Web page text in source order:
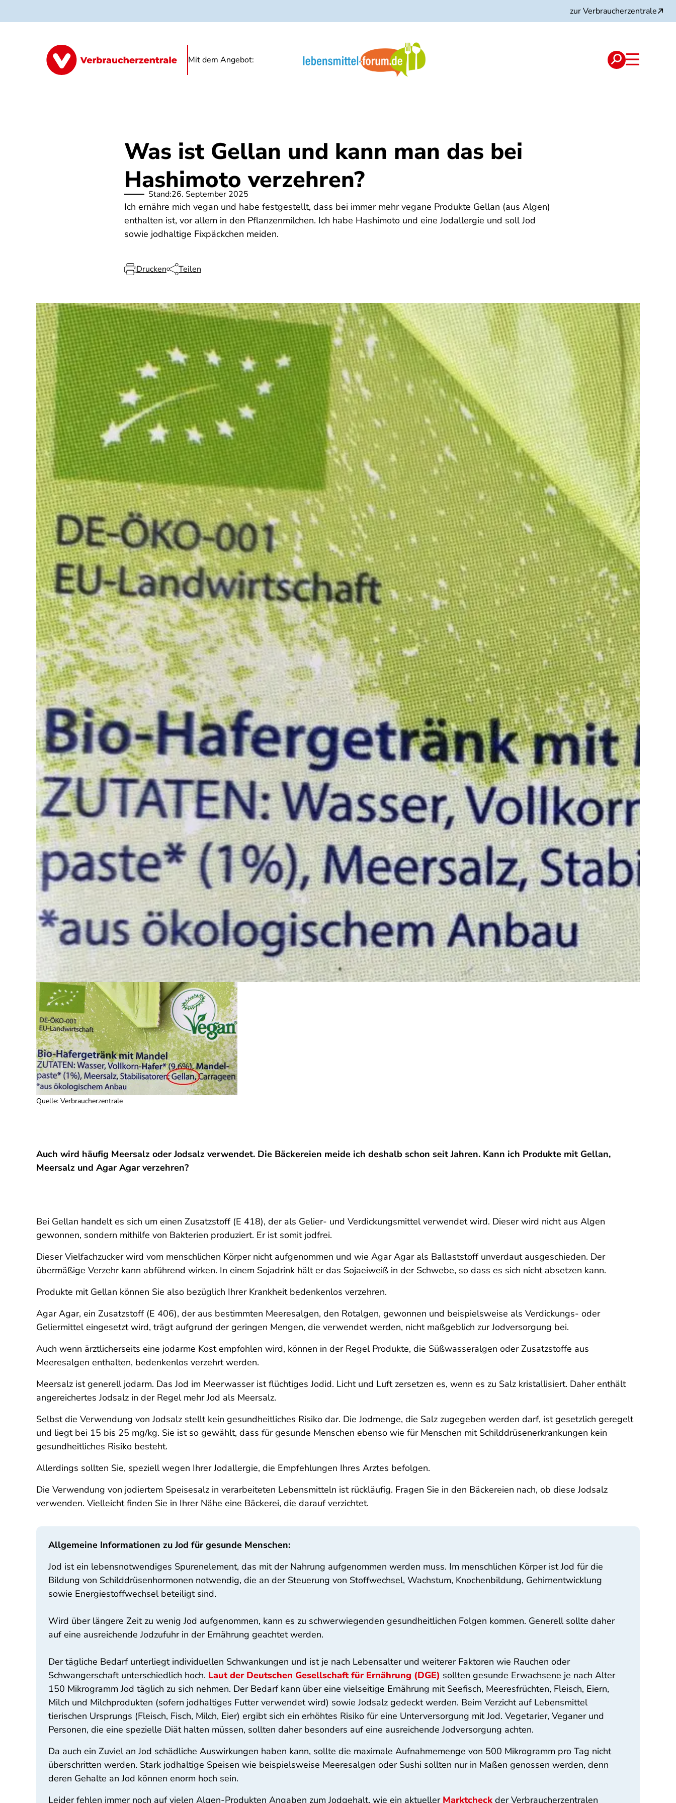
zur Verbraucherzentrale
Mit dem Angebot:
Was ist Gellan und kann man das bei
Hashimoto verzehren?
Stand:26. September 2025
Ich ernähre mich vegan und habe festgestellt, dass bei immer mehr vegane Produkte Gellan (aus Algen)
enthalten ist, vor allem in den Pflanzenmilchen. Ich habe Hashimoto und eine Jodallergie und soll Jod
sowie jodhaltige Fixpäckchen meiden.
Drucken Teilen
Quelle: Verbraucherzentrale
Auch wird häufig Meersalz oder Jodsalz verwendet. Die Bäckereien meide ich deshalb schon seit Jahren. Kann ich Produkte mit Gellan,
Meersalz und Agar Agar verzehren?
Bei Gellan handelt es sich um einen Zusatzstoff (E 418), der als Gelier- und Verdickungsmittel verwendet wird. Dieser wird nicht aus Algen
gewonnen, sondern mithilfe von Bakterien produziert. Er ist somit jodfrei.
Dieser Vielfachzucker wird vom menschlichen Körper nicht aufgenommen und wie Agar Agar als Ballaststoff unverdaut ausgeschieden. Der
übermäßige Verzehr kann abführend wirken. In einem Sojadrink hält er das Sojaeiweiß in der Schwebe, so dass es sich nicht absetzen kann.
Produkte mit Gellan können Sie also bezüglich Ihrer Krankheit bedenkenlos verzehren.
Agar Agar, ein Zusatzstoff (E 406), der aus bestimmten Meeresalgen, den Rotalgen, gewonnen und beispielsweise als Verdickungs- oder
Geliermittel eingesetzt wird, trägt aufgrund der geringen Mengen, die verwendet werden, nicht maßgeblich zur Jodversorgung bei.
Auch wenn ärztlicherseits eine jodarme Kost empfohlen wird, können in der Regel Produkte, die Süßwasseralgen oder Zusatzstoffe aus
Meeresalgen enthalten, bedenkenlos verzehrt werden.
Meersalz ist generell jodarm. Das Jod im Meerwasser ist flüchtiges Jodid. Licht und Luft zersetzen es, wenn es zu Salz kristallisiert. Daher enthält
angereichertes Jodsalz in der Regel mehr Jod als Meersalz.
Selbst die Verwendung von Jodsalz stellt kein gesundheitliches Risiko dar. Die Jodmenge, die Salz zugegeben werden darf, ist gesetzlich geregelt
und liegt bei 15 bis 25 mg/kg. Sie ist so gewählt, dass für gesunde Menschen ebenso wie für Menschen mit Schilddrüsenerkrankungen kein
gesundheitliches Risiko besteht.
Allerdings sollten Sie, speziell wegen Ihrer Jodallergie, die Empfehlungen Ihres Arztes befolgen.
Die Verwendung von jodiertem Speisesalz in verarbeiteten Lebensmitteln ist rückläufig. Fragen Sie in den Bäckereien nach, ob diese Jodsalz
verwenden. Vielleicht finden Sie in Ihrer Nähe eine Bäckerei, die darauf verzichtet.
Allgemeine Informationen zu Jod für gesunde Menschen:
Jod ist ein lebensnotwendiges Spurenelement, das mit der Nahrung aufgenommen werden muss. Im menschlichen Körper ist Jod für die
Bildung von Schilddrüsenhormonen notwendig, die an der Steuerung von Stoffwechsel, Wachstum, Knochenbildung, Gehirnentwicklung
sowie Energiestoffwechsel beteiligt sind.
Wird über längere Zeit zu wenig Jod aufgenommen, kann es zu schwerwiegenden gesundheitlichen Folgen kommen. Generell sollte daher
auf eine ausreichende Jodzufuhr in der Ernährung geachtet werden.
Der tägliche Bedarf unterliegt individuellen Schwankungen und ist je nach Lebensalter und weiterer Faktoren wie Rauchen oder
Schwangerschaft unterschiedlich hoch. Laut der Deutschen Gesellschaft für Ernährung (DGE) sollten gesunde Erwachsene je nach Alter
150 Mikrogramm Jod täglich zu sich nehmen. Der Bedarf kann über eine vielseitige Ernährung mit Seefisch, Meeresfrüchten, Fleisch, Eiern,
Milch und Milchprodukten (sofern jodhaltiges Futter verwendet wird) sowie Jodsalz gedeckt werden. Beim Verzicht auf Lebensmittel
tierischen Ursprungs (Fleisch, Fisch, Milch, Eier) ergibt sich ein erhöhtes Risiko für eine Unterversorgung mit Jod. Vegetarier, Veganer und
Personen, die eine spezielle Diät halten müssen, sollten daher besonders auf eine ausreichende Jodversorgung achten.
Da auch ein Zuviel an Jod schädliche Auswirkungen haben kann, sollte die maximale Aufnahmemenge von 500 Mikrogramm pro Tag nicht
überschritten werden. Stark jodhaltige Speisen wie beispielsweise Meeresalgen oder Sushi sollten nur in Maßen genossen werden, denn
deren Gehalte an Jod können enorm hoch sein.
Leider fehlen immer noch auf vielen Algen-Produkten Angaben zum Jodgehalt, wie ein aktueller Marktcheckder Verbraucherzentralen